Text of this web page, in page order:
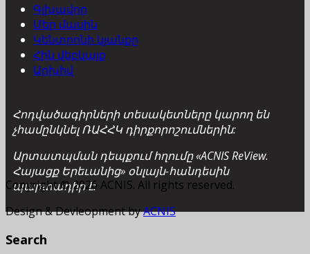
Գլխավոր
Մեր մասին
Կենտրոնի կյանքը
Հին վեբկայք
Արխիվ
Հոդվածագիրների տեսակետները կարող են
չհամընկնել ՌԱՀՀԿ դիրքորոշումներին:
Արտատպման դեպքում հղումը «ACNIS ReView.
Հայացք Երեւանից» օնլայն-հանդեսին
պարտադիր է:
Copyright © 2026 ACNIS. All rights reserved.
Design & Devleopment byACNIS
Search